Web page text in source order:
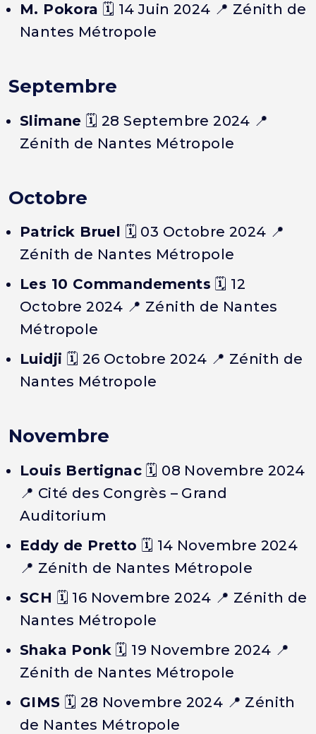
M. Pokora 🗓️ 14 Juin 2024 📍 Zénith de
Nantes Métropole
Septembre
Slimane 🗓️ 28 Septembre 2024 📍
Zénith de Nantes Métropole
Octobre
Patrick Bruel 🗓️ 03 Octobre 2024 📍
Zénith de Nantes Métropole
Les 10 Commandements 🗓️ 12
Octobre 2024 📍 Zénith de Nantes
Métropole
Luidji 🗓️ 26 Octobre 2024 📍 Zénith de
Nantes Métropole
Novembre
Louis Bertignac 🗓️ 08 Novembre 2024
📍 Cité des Congrès – Grand
Auditorium
Eddy de Pretto 🗓️ 14 Novembre 2024
📍 Zénith de Nantes Métropole
SCH 🗓️ 16 Novembre 2024 📍 Zénith de
Nantes Métropole
Shaka Ponk 🗓️ 19 Novembre 2024 📍
Zénith de Nantes Métropole
GIMS 🗓️ 28 Novembre 2024 📍 Zénith
de Nantes Métropole